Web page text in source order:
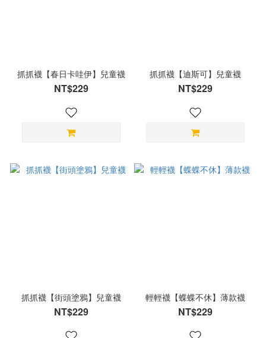
抓抓襪【春日卡哇伊】兒童襪
NT$229
抓抓襪【迪斯可】兒童襪
NT$229
抓抓襪【街頭塗鴉】兒童襪
NT$229
輕輕襪【蝶蝶不休】薄款襪
NT$229